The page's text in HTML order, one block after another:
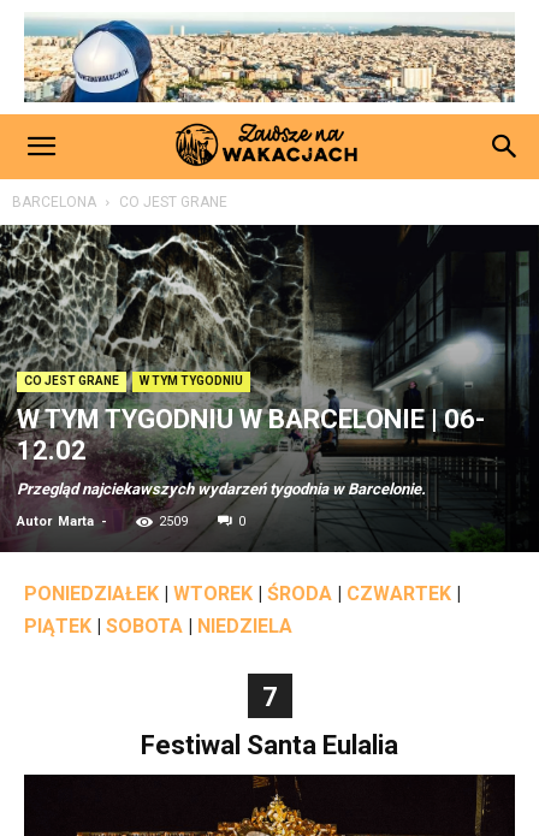
BARCELONA CO JEST GRANE
CO JEST GRANE W TYM TYGODNIU
W TYM TYGODNIU W BARCELONIE | 06-
12.02
Przegląd najciekawszych wydarzeń tygodnia w Barcelonie.
Autor Marta - 2509 0
PONIEDZIAŁEK WTOREK ŚRODA CZWARTEK
PIĄTEK
SOBOTA NIEDZIELA
7
Festiwal Santa Eulalia